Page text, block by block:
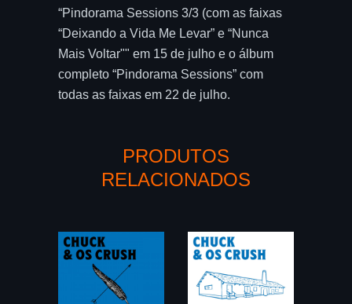
“Pindorama Sessions 3/3 (com as faixas
“Deixando a Vida Me Levar” e “Nunca
Mais Voltar"" em 15 de julho e o álbum
completo “Pindorama Sessions” com
todas as faixas em 22 de julho.
PRODUTOS
RELACIONADOS